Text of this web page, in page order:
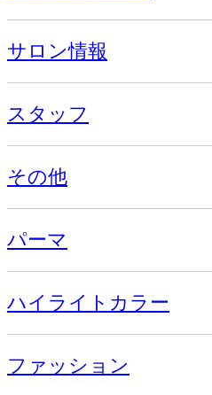
サロン情報
スタッフ
その他
パーマ
ハイライトカラー
ファッション